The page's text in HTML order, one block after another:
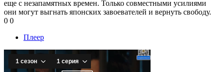
еще с незапамятных времен. Только совместными усилиями
они могут выгнать японских завоевателей и вернуть свободу.
0 0
Плеер